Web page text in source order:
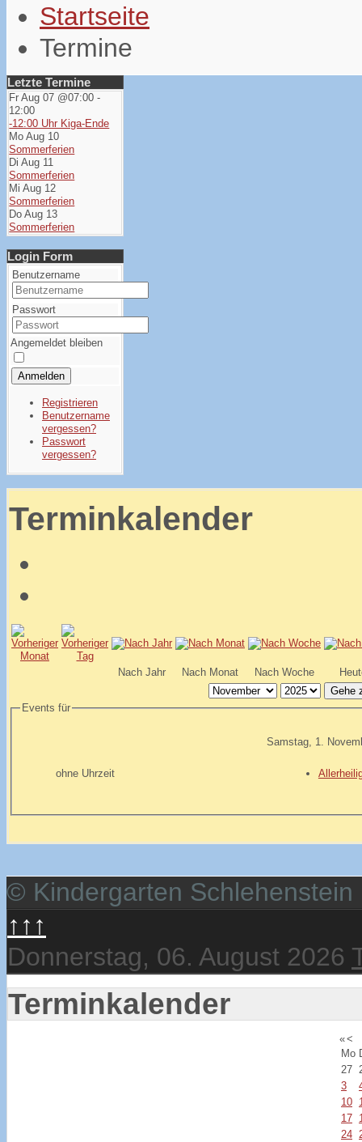
Startseite
Termine
Letzte Termine
Fr Aug 07 @07:00 -
12:00
-12:00 Uhr Kiga-Ende
Mo Aug 10
Sommerferien
Di Aug 11
Sommerferien
Mi Aug 12
Sommerferien
Do Aug 13
Sommerferien
Login Form
Benutzername
Passwort
Angemeldet bleiben
Anmelden
Registrieren
Benutzername
vergessen?
Passwort
vergessen?
Terminkalender
Nach Jahr Nach Monat Nach Woche
Gehe
Events für
Samstag, 1.
ohne Uhrzeit
© Kindergarten Schlehenstein
↑↑↑
Donnerstag, 06. August 2026
Terminkalender
«<
Mo
27
3
10
17
24